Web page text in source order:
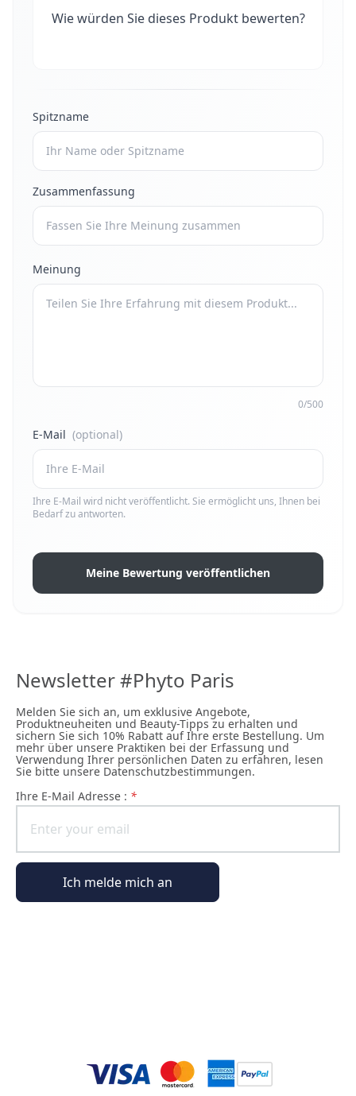
Wie würden Sie dieses Produkt bewerten?
Spitzname
Zusammenfassung
Meinung
0/500
E-Mail (optional)
Ihre E-Mail wird nicht veröffentlicht. Sie ermöglicht uns, Ihnen bei
Bedarf zu antworten.
Meine Bewertung veröffentlichen
Newsletter #Phyto Paris
Melden Sie sich an, um exklusive Angebote,
Produktneuheiten und Beauty-Tipps zu erhalten und
sichern Sie sich 10% Rabatt auf Ihre erste Bestellung. Um
mehr über unsere Praktiken bei der Erfassung und
Verwendung Ihrer persönlichen Daten zu erfahren, lesen
Sie bitte unsere Datenschutzbestimmungen.
Ihre E-Mail Adresse : *
Ich melde mich an